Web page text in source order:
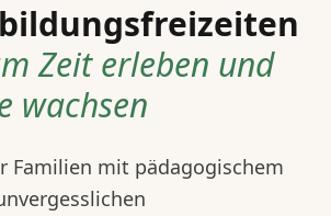
Zeit erleben und
wachsen
Familien mit pädagogischem